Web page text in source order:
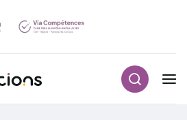
Navigation principale